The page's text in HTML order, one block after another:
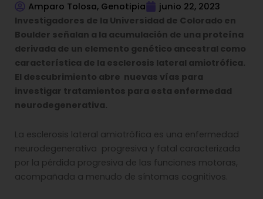
Amparo Tolosa, Genotipia
junio 22, 2023
Investigadores de la Universidad de Colorado en
Boulder señalan a la acumulación de una proteína
derivada de un elemento genético ancestral como
característica de la esclerosis lateral amiotrófica.
El descubrimiento abre nuevas vías para
investigar tratamientos para esta enfermedad
neurodegenerativa.
La esclerosis lateral amiotrófica es una enfermedad
neurodegenerativa progresiva y fatal caracterizada
por la pérdida progresiva de las funciones motoras,
acompañada a menudo de síntomas cognitivos.